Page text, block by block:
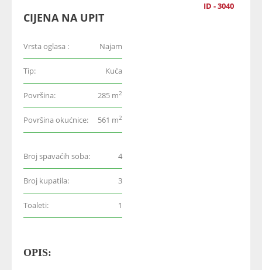
ID - 3040
CIJENA NA UPIT
Vrsta oglasa : Najam
Tip: Kuća
Površina: 285 m2
Površina okućnice: 561 m2
Broj spavaćih soba: 4
Broj kupatila: 3
Toaleti: 1
OPIS: